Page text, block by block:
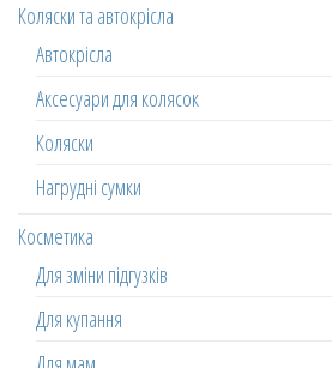
Коляски та автокрісла
Автокрісла
Аксесуари для колясок
Коляски
Нагрудні сумки
Косметика
Для зміни підгузків
Для купання